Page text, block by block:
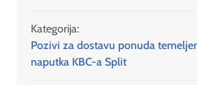
Kategorija:
Pozivi za dostavu ponuda
naputka KBC-a Split